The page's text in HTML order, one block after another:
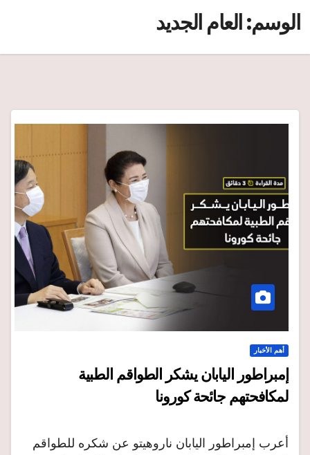
الوسم: العام الجديد
أهم الأخبار
إمبراطور اليابان يشكر الطواقم الطبية
لمكافحتهم جائحة كورونا
أعرب إمبراطور اليابان ناروهيتو عن شكره للطواقم